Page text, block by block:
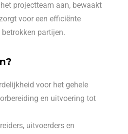
projectteam aan, bewaakt
voor een efficiënte
partijen.
voor het gehele
en uitvoering tot
uitvoerders en